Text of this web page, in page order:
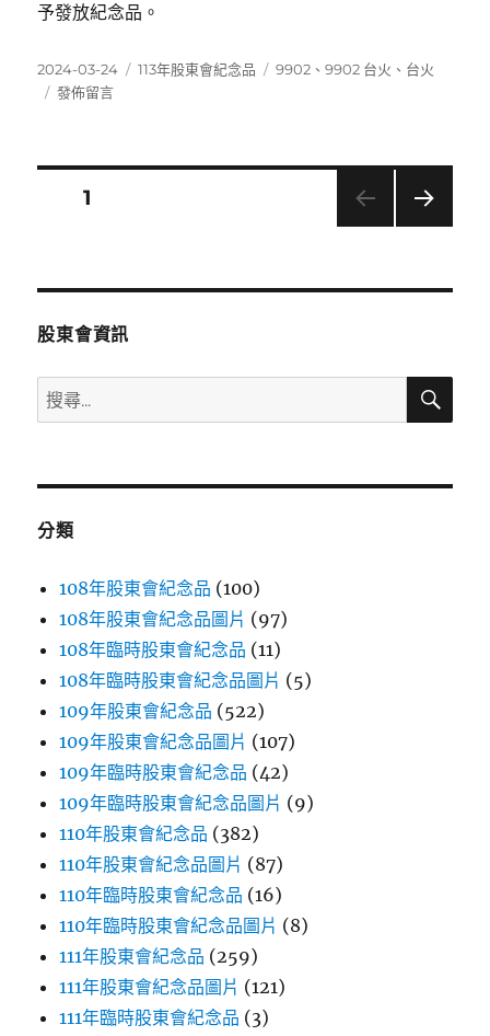
予發放紀念品。
發
佈
2024-03-24
分
113年股東會紀念品
標
9902 、9902 台火 、 台火
在
發佈留言
分
頁次1
股東會資訊
搜
尋
鍵
搜
分類
108年股東會紀念品 (100)
108年股東會紀念品圖片 (97)
108年臨時股東會紀念品 (11)
108年臨時股東會紀念品圖片 (5)
109年股東會紀念品 (522)
109年股東會紀念品圖片 (107)
109年臨時股東會紀念品 (42)
109年臨時股東會紀念品圖片 (9)
110年股東會紀念品 (382)
110年股東會紀念品圖片 (87)
110年臨時股東會紀念品 (16)
110年臨時股東會紀念品圖片 (8)
111年股東會紀念品 (259)
111年股東會紀念品圖片 (121)
111年臨時股東會紀念品 (3)